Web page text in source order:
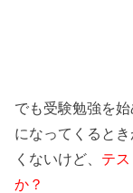
でも受験勉強を
になってくると
くないけど、 テ
か？